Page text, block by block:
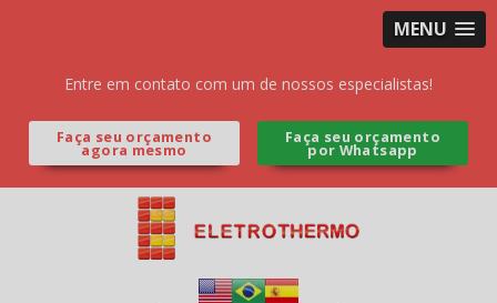
MENU
Entre em contato com um de nossos especialistas!
Faça seu orçamento
agora mesmo
Faça seu orçamento
por Whatsapp